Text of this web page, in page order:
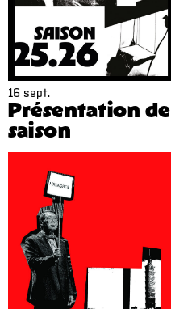
16 sept.
Présentation de
saison